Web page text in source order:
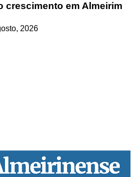
crescimento em Almeirim
2026